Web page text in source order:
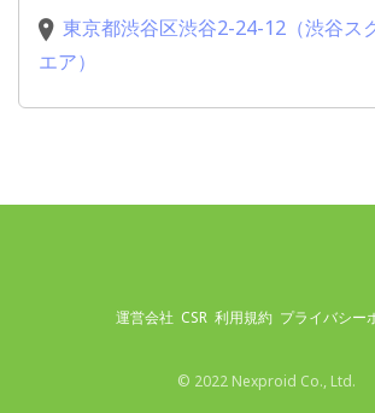
東京都渋谷区渋谷2-24-12（渋谷ス
エア）
運営会社 CSR 利用規約 プライバシー
© 2022 Nexproid Co., Ltd.